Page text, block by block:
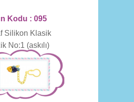
Kodu : 095
Silikon Klasik
No:1 (askılı)